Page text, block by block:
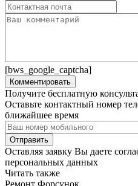
[bws_google_captcha]
Получите бесплатную
Оставьте контактный номер
ближайшее время
Оставляя заявку Вы даете
персональных данных
Читать также
Ремонт Форсунок